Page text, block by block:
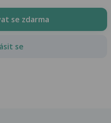
se zdarma
se